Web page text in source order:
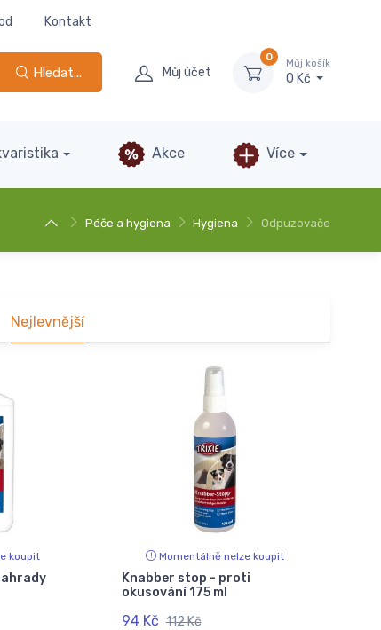
Kontakt
Hledat... Můj účet
0
Můj košík
0 Kč
Akce Více
Péče a hygiena Hygiena Odpuzovače
Nejlevnější
koupit Momentálně nelze koupit
Knabber stop - proti
okusování 175 ml
94 Kč 112 Kč